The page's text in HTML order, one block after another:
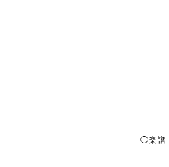
◯楽譜